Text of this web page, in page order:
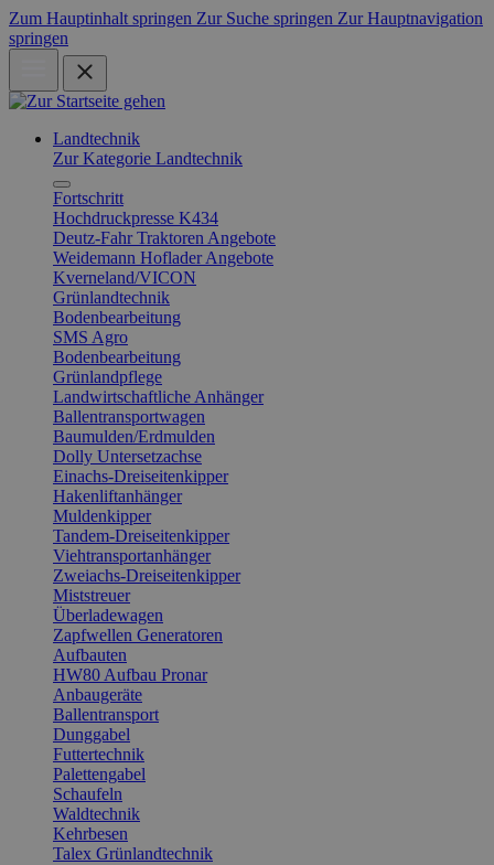
Zum Hauptinhalt springen Zur Suche springen Zur Hauptnavigation
springen
Landtechnik
Zur Kategorie Landtechnik
Fortschritt
Hochdruckpresse K434
Deutz-Fahr Traktoren Angebote
Weidemann Hoflader Angebote
Kverneland/VICON
Grünlandtechnik
Bodenbearbeitung
SMS Agro
Bodenbearbeitung
Grünlandpflege
Landwirtschaftliche Anhänger
Ballentransportwagen
Baumulden/Erdmulden
Dolly Untersetzachse
Einachs-Dreiseitenkipper
Hakenliftanhänger
Muldenkipper
Tandem-Dreiseitenkipper
Viehtransportanhänger
Zweiachs-Dreiseitenkipper
Miststreuer
Überladewagen
Zapfwellen Generatoren
Aufbauten
HW80 Aufbau Pronar
Anbaugeräte
Ballentransport
Dunggabel
Futtertechnik
Palettengabel
Schaufeln
Waldtechnik
Kehrbesen
Talex Grünlandtechnik